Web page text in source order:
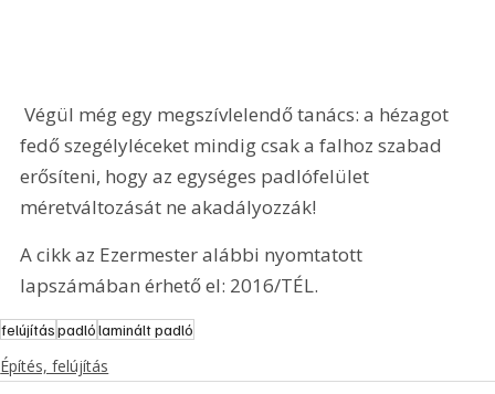
Végül még egy megszívlelendő tanács: a hézagot
fedő szegélyléceket mindig csak a falhoz szabad
erősíteni, hogy az egységes padlófelület
méretváltozását ne akadályozzák!
A cikk az Ezermester alábbi nyomtatott
lapszámában érhető el: 2016/TÉL.
felújításpadlólaminált padló
Építés, felújítás